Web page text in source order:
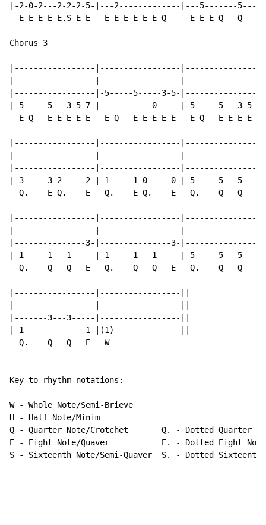
|-2-0-2---2-2-2-5-|---2-------------|---5-------
E E E E E.S E E   E E E E E E Q     E E E Q   Q   E
Chorus 3
|-----------------|-----------------
|-----------------|-----------------
|-----------------|-5-----5-----3-5-|-----------------
|-5-----5---3-5-7-|-----------0-----|-5-----5---3-
E Q   E E E E E   E Q   E E E E E   E Q   E E E E E
|-----------------|-----------------
|-----------------|-----------------
|-----------------|-----------------
|-3-----3-2-----2-|-1-----1-0-----0-|-5-----5---5---
Q.    E Q.    E   Q.    E Q.    E   Q.    Q   Q   E
|-----------------|-----------------
|-----------------|-----------------
|---------------3-|---------------3-
|-1-----1---1-----|-1-----1---1-----|-5-----5---5---
Q.    Q   Q   E   Q.    Q   Q   E   Q.    Q   Q   E
|-----------------|-----------------||
|-----------------|-----------------||
|-------3---3-----|-----------------||
|-1-------------1-|(1)--------------||
  Q.    Q   Q   E   W
Key to rhythm notations:
W - Whole Note/Semi-Brieve
H
-
Half Note/Minim
Q - Quarter Note/Crotchet       Q. - Dotted Quarter
E - Eight Note/Quaver           E. - Dotted Eight Note
S - Sixteenth Note/Semi-Quaver  S. - Dotted Sixteenth